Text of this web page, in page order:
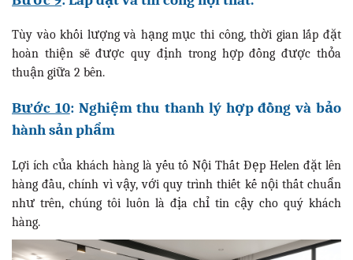
Tùy vào khối lượng và hạng mục thi công, thời gian lắp đặt
hoàn thiện sẽ được quy định trong hợp đồng được thỏa
thuận giữa 2 bên.
Bước 10: Nghiệm thu thanh lý hợp đồng và bảo
hành sản phẩm
Lợi ích của khách hàng là yếu tố Nội Thất Đẹp Helen đặt lên
hàng đầu, chính vì vậy, với quy trình thiết kế nội thất chuẩn
như trên, chúng tôi luôn là địa chỉ tin cậy cho quý khách
hàng.